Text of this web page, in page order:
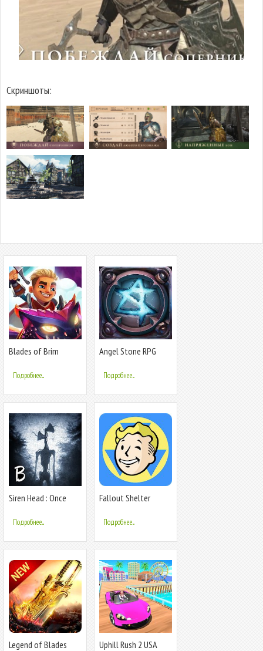
Скриншоты:
Blades of Brim
Подробнее...
Angel Stone RPG
Подробнее...
Siren Head : Once
Подробнее...
Fallout Shelter
Подробнее...
Legend of Blades
Uphill Rush 2 USA